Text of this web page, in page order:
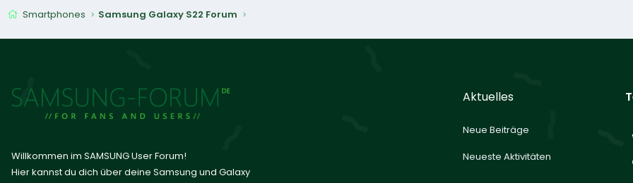
Smartphones Samsung Galaxy S22 Forum
Willkommen im SAMSUNG User Forum!
Hier kannst du dich über deine Samsung und Galaxy
Aktuelles
Neue Beiträge
Neueste Aktivitäten